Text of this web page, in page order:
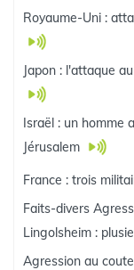
Royaume-Uni :
Japon : l'attaque
Israël : un homme
Jérusalem
France : trois
Faits-divers
Lingolsheim :
Agression au